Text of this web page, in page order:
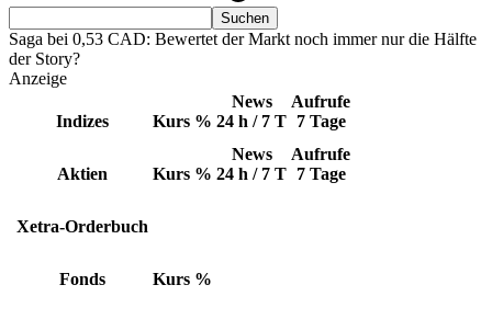
Saga bei 0,53 CAD: Bewertet der Markt noch immer nur die Hälfte
der Story?
Anzeige
Indizes Kurs %
News
24 h / 7 T
Aufrufe
7 Tage
Aktien Kurs %
News
24 h / 7 T
Aufrufe
7 Tage
Xetra-Orderbuch
Fonds Kurs %